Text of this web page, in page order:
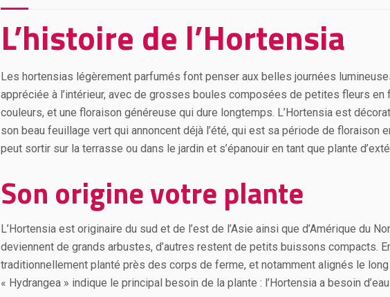
L’histoire de l’Hortensia
Les hortensias légèrement parfumés font penser aux belles journées
appréciée à l’intérieur, avec de grosses boules composées de petites fleurs en
couleurs, et une floraison généreuse qui dure longtemps. L’Hortensia est
son beau feuillage vert qui annoncent déjà l’été, qui est sa période de floraison
peut sortir sur la terrasse ou dans le jardin et s’épanouir en tant que plante
Son origine votre plante
L’Hortensia est originaire du sud et de l’est de l’Asie ainsi que d’Amérique du
deviennent de grands arbustes, d’autres restent de petits buissons compacts.
traditionnellement planté près des corps de ferme, et notamment alignés le
« Hydrangea » indique le principal besoin de la plante : l’Hortensia a besoin